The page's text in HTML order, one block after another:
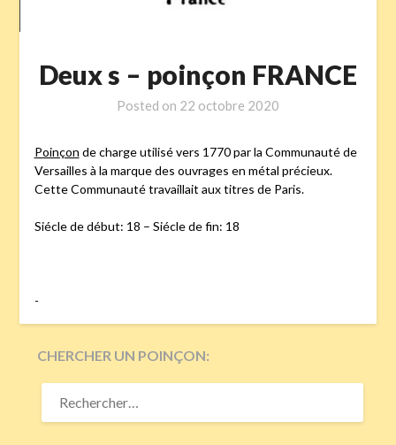
Deux s – poinçon FRANCE
Posted on 22 octobre 2020
Poinçon de charge utilisé vers 1770 par la Communauté de
Versailles à la marque des ouvrages en métal précieux.
Cette Communauté travaillait aux titres de Paris.
Siécle de début: 18 – Siécle de fin: 18
-
CHERCHER UN POINÇON:
RECHERCHER :